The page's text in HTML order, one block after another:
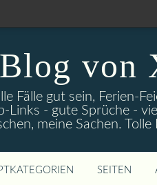
Blog von
Fälle gut sein, Ferien-
Links - gute Sprüche -
meine Sachen.
SEITEN